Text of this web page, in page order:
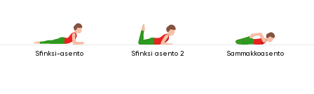
Sfinksi-asento Sfinksi asento 2 Sammakkoasento